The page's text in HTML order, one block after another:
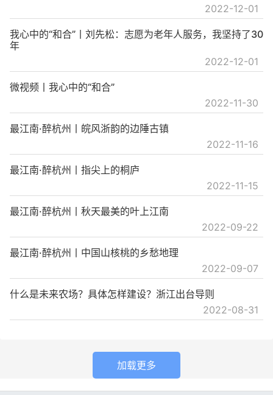
2022-12-01
2022-12-01
我心中的“和合”丨刘先松：志愿为老年人服务，我坚持了30
年
2022-11-30
微视频丨我心中的“和合”
2022-11-16
最江南·醉杭州丨皖风浙韵的边陲古镇
2022-11-15
最江南·醉杭州丨指尖上的桐庐
2022-09-22
最江南·醉杭州丨秋天最美的叶上江南
2022-09-07
最江南·醉杭州丨中国山核桃的乡愁地理
2022-08-31
什么是未来农场？具体怎样建设？浙江出台导则
加载更多